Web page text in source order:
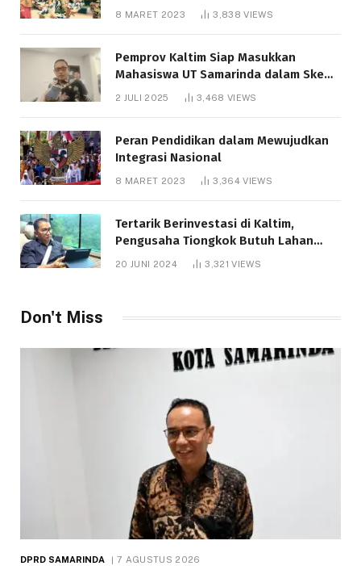
8 MARET 2023 3,838VIEWS
Pemprov Kaltim Siap Masukkan
Mahasiswa UT Samarinda dalam Skema
Bantuan Pendidikan Gratispol
2 JULI 2025 3,468 VIEWS
Peran Pendidikan dalam Mewujudkan
Integrasi Nasional
8 MARET 2023 3,364VIEWS
Tertarik Berinvestasi di Kaltim,
Pengusaha Tiongkok Butuh Lahan
1.000 Hektare
20 JUNI 2024 3,321VIEWS
Don't Miss
DPRD SAMARINDA 7 AGUSTUS 2026